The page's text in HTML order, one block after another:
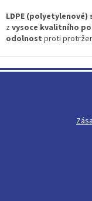
LDPE
z vysoce kvalitního
odolnost proti
á